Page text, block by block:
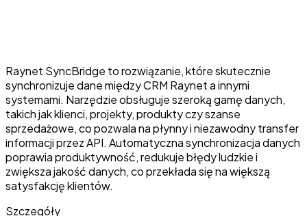
Raynet SyncBridge to rozwiązanie, które skutecznie
synchronizuje dane między CRM Raynet a innymi
systemami. Narzędzie obsługuje szeroką gamę danych,
takich jak klienci, projekty, produkty czy szanse
sprzedażowe, co pozwala na płynny i niezawodny transfer
informacji przez API. Automatyczna synchronizacja danych
poprawia produktywność, redukuje błędy ludzkie i
zwiększa jakość danych, co przekłada się na większą
satysfakcję klientów.
Szczegóły